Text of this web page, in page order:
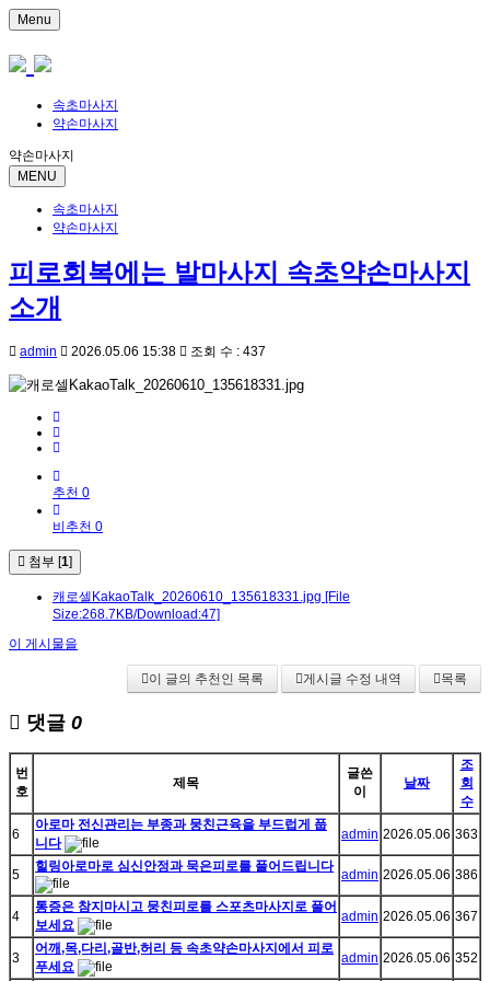
Menu
속초마사지
약손마사지
약손마사지
MENU
속초마사지
약손마사지
피로회복에는 발마사지 속초약손마사지
소개
admin 2026.05.06 15:38 조회 수 : 437
추천 0
비추천 0
첨부 [1]
캐로셀KakaoTalk_20260610_135618331.jpg [File
Size:268.7KB/Download:47]
이 게시물을
이 글의 추천인 목록 게시글 수정 내역 목록
댓글 0
번
호
제목
글쓴
이
날짜
조
회
수
6
아로마 전신관리는 부종과 뭉친근육을 부드럽게 풉
니다
admin 2026.05.06 363
5
힐링아로마로 심신안정과 묵은피로를 풀어드립니다
admin 2026.05.06 386
4
통증은 참지마시고 뭉친피로를 스포츠마사지로 풀어
보세요
admin 2026.05.06 367
3
어깨,목,다리,골반,허리 등 속초약손마사지에서 피로
푸세요
admin 2026.05.06 352